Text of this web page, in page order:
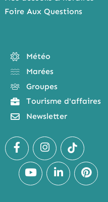
Foire Aux Questions
Météo
Marées
Groupes
Tourisme d'affaires
Newsletter